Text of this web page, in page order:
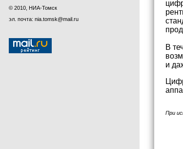
© 2010, НИА-Томск
эл. почта: nia.tomsk@mail.ru
В
и
При